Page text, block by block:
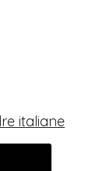
italiane